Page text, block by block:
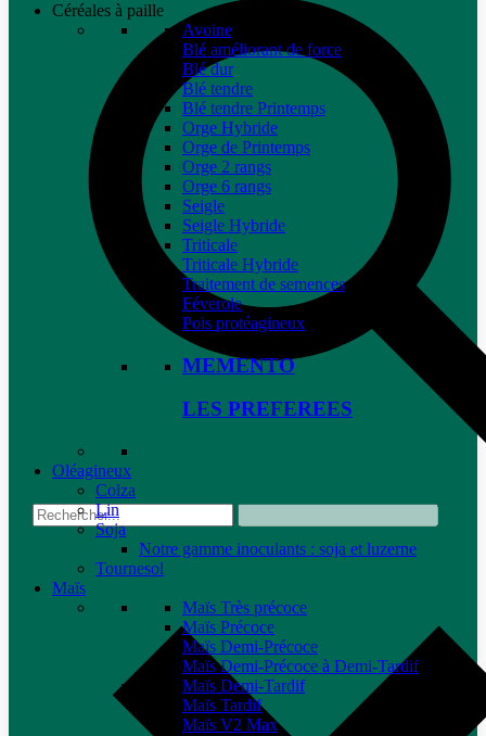
Céréales à paille
Avoine
Blé améliorant de force
Blé dur
Blé tendre
Blé tendre Printemps
Orge Hybride
Orge de Printemps
Orge 2 rangs
Orge 6 rangs
Seigle
Seigle Hybride
Triticale
Triticale Hybride
Traitement de semences
Féverole
Pois protéagineux
MEMENTO
LES PREFEREES
Oléagineux
Colza
Lin
Soja
Notre gamme inoculants : soja et luzerne
Tournesol
Maïs
Maïs Très précoce
Maïs Précoce
Maïs Demi-Précoce
Maïs Demi-Précoce à Demi-Tardif
Maïs Demi-Tardif
Maïs Tardif
Maïs V2 Max